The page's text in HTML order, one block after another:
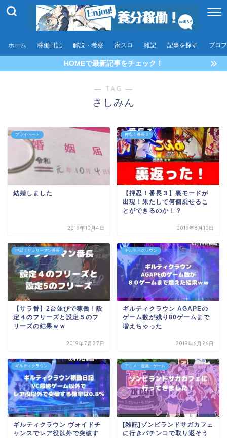
ホーム 稼働日記 解説・考察 家スロ 雑記 記事を探す プロ
HOMEで最新記事をチェック！
― TAG ―
さしみん
プライペート
結婚しました
2019年10月4日
押忍！番長３
【押忍！番長３】裏モードが
出現！果たして何個乗せるこ
とができるのか！？
2019年8月10日
押忍！サラリーマン番長
【サラ番】2台並びで稼働！設
定４のフリーズと設定５のフ
リーズの結果ｗｗ
2019年7月27日
ギルティクラウン
ギルティクラウン AGAPEの
ゲーム数が残り80ゲームまで
増えちゃった
2019年6月26日
ギルティクラウン
ギルティクラウン ヴォイドチ
ャンスでレア役以外で突破す
アニメ・漫画・ゲーム
[雑記]ゾンビランドサガカフェ
に行きパチンコで取り返そう